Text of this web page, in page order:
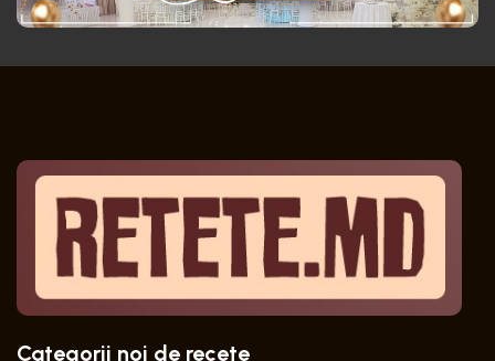
Categorii noi de recete